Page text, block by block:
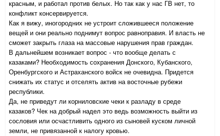
красным, и работал против белых. Но так как у нас ГВ нет, то
конфликт консервируется.
Как я вижу, иногородних не устроит сложившееся положение
вещей и они реально поднимут вопрос равноправия. И власть не
сможет закрыть глаза на массовые нарушения прав граждан.
В дальнейшем возникает вопрос - что вообще делать с
казаками? Необходимость сохранения Донского, Кубанского,
Оренбургского и Астраханского войск не очевидна. Придется
снижать их статус и отселять актив на восточные рубежи
республики.
Да, не приведут ли корниловские чеки к разладу в среде
казаков? Чек на добрый надел это ведь возможность выйти из
сословия или осчастливить одного из сыновей куском личной
земли, не привязанной к налогу кровью.